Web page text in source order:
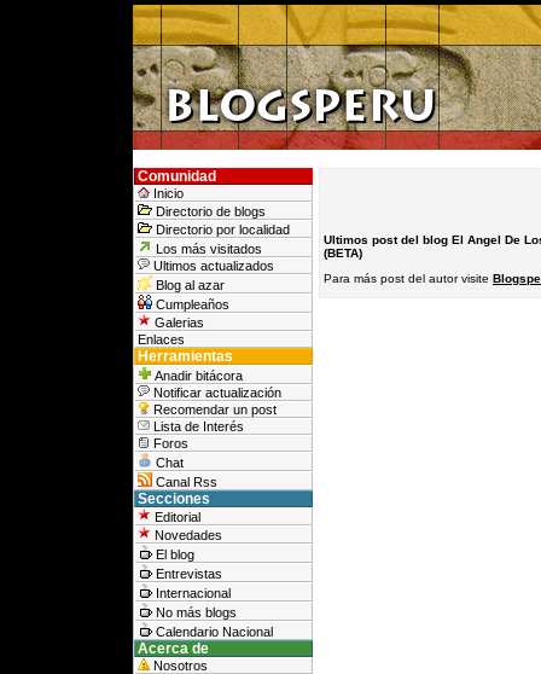
Comunidad
Inicio
Directorio de blogs
Directorio por localidad
Los más visitados
Ultimos actualizados
Blog al azar
Cumpleaños
Galerias
Enlaces
Herramientas
Anadir bitácora
Notificar actualización
Recomendar un post
Lista de Interés
Foros
Chat
Canal Rss
Secciones
Editorial
Novedades
El blog
Entrevistas
Internacional
No más blogs
Calendario Nacional
Acerca de
Nosotros
Ultimos post del blog El Angel De
(BETA)
Para más post del autor visite